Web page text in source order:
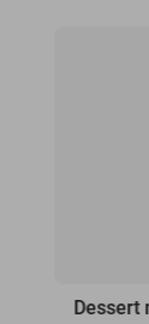
Dessert